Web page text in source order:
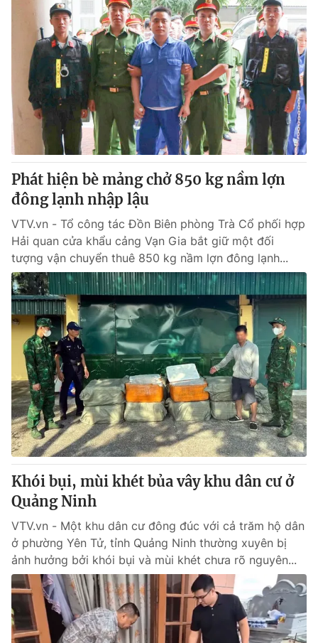
Phát hiện bè mảng chở 850 kg nầm lợn
đông lạnh nhập lậu
VTV.vn - Tổ công tác Đồn Biên phòng Trà Cổ phối hợp
Hải quan cửa khẩu cảng Vạn Gia bắt giữ một đối
tượng vận chuyển thuê 850 kg nầm lợn đông lạnh...
Khói bụi, mùi khét bủa vây khu dân cư ở
Quảng Ninh
VTV.vn - Một khu dân cư đông đúc với cả trăm hộ dân
ở phường Yên Tử, tỉnh Quảng Ninh thường xuyên bị
ảnh hưởng bởi khói bụi và mùi khét chưa rõ nguyên...